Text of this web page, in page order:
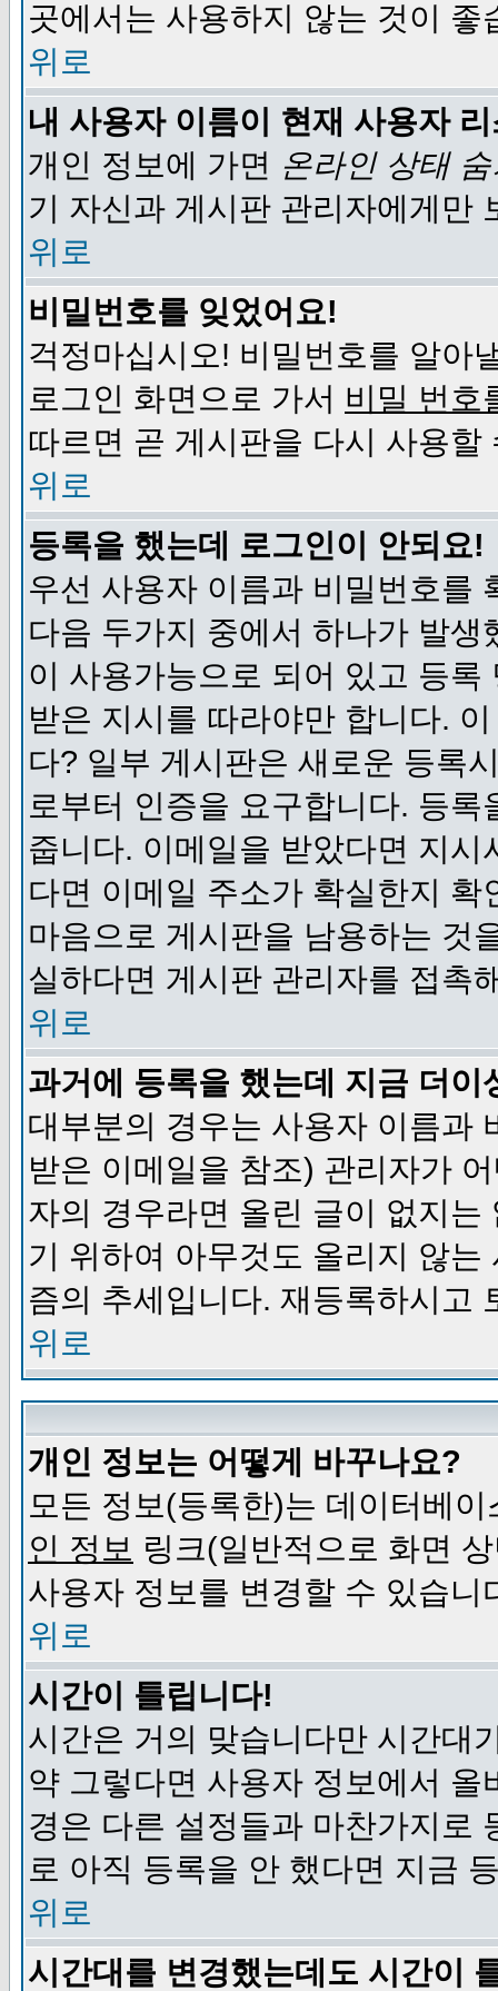
곳에서는 사용하지 않는 것이 좋
위로
내 사용자 이름이 현재 사용자
개인 정보에 가면 온라인 상태
기 자신과 게시판 관리자에게만
위로
비밀번호를 잊었어요!
걱정마십시오! 비밀번호를 알아
로그인 화면으로 가서 비밀 번호
따르면 곧 게시판을 다시 사용할
위로
등록을 했는데 로그인이 안되요!
우선 사용자 이름과 비밀번호를
다음 두가지 중에서 하나가 발
이 사용가능으로 되어 있고 등
받은 지시를 따라야만 합니다.
다? 일부 게시판은 새로운 등록
로부터 인증을 요구합니다. 등
줍니다. 이메일을 받았다면 지
다면 이메일 주소가 확실한지
마음으로 게시판을 남용하는 것
실하다면 게시판 관리자를 접촉
위로
과거에 등록을 했는데 지금 더
대부분의 경우는 사용자 이름과
받은 이메일을 참조) 관리자가
자의 경우라면 올린 글이 없지
기 위하여 아무것도 올리지 않
즘의 추세입니다. 재등록하시고
위로
개인 정보는 어떻게 바꾸나요?
모든 정보(등록한)는 데이터베
인 정보 링크(일반적으로 화면
사용자 정보를 변경할 수 있습니
위로
시간이 틀립니다!
시간은 거의 맞습니다만 시간대
약 그렇다면 사용자 정보에서
경은 다른 설정들과 마찬가지로
로 아직 등록을 안 했다면 지금
위로
시간대를 변경했는데도 시간이